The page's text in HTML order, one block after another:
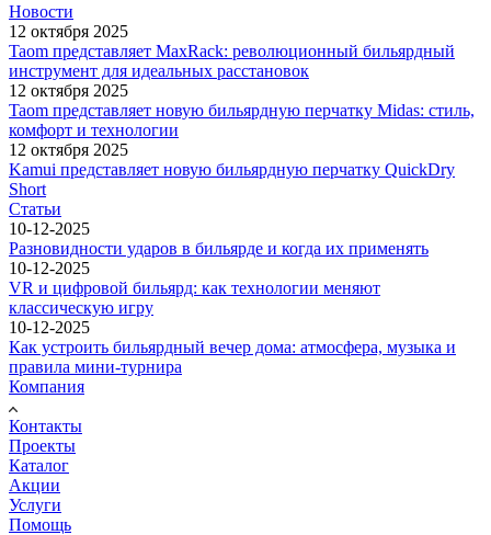
Новости
12 октября 2025
Taom представляет MaxRack: революционный бильярдный
инструмент для идеальных расстановок
12 октября 2025
Taom представляет новую бильярдную перчатку Midas: стиль,
комфорт и технологии
12 октября 2025
Kamui представляет новую бильярдную перчатку QuickDry
Short
Статьи
10-12-2025
Разновидности ударов в бильярде и когда их применять
10-12-2025
VR и цифровой бильярд: как технологии меняют
классическую игру
10-12-2025
Как устроить бильярдный вечер дома: атмосфера, музыка и
правила мини-турнира
Компания
Контакты
Проекты
Каталог
Акции
Услуги
Помощь